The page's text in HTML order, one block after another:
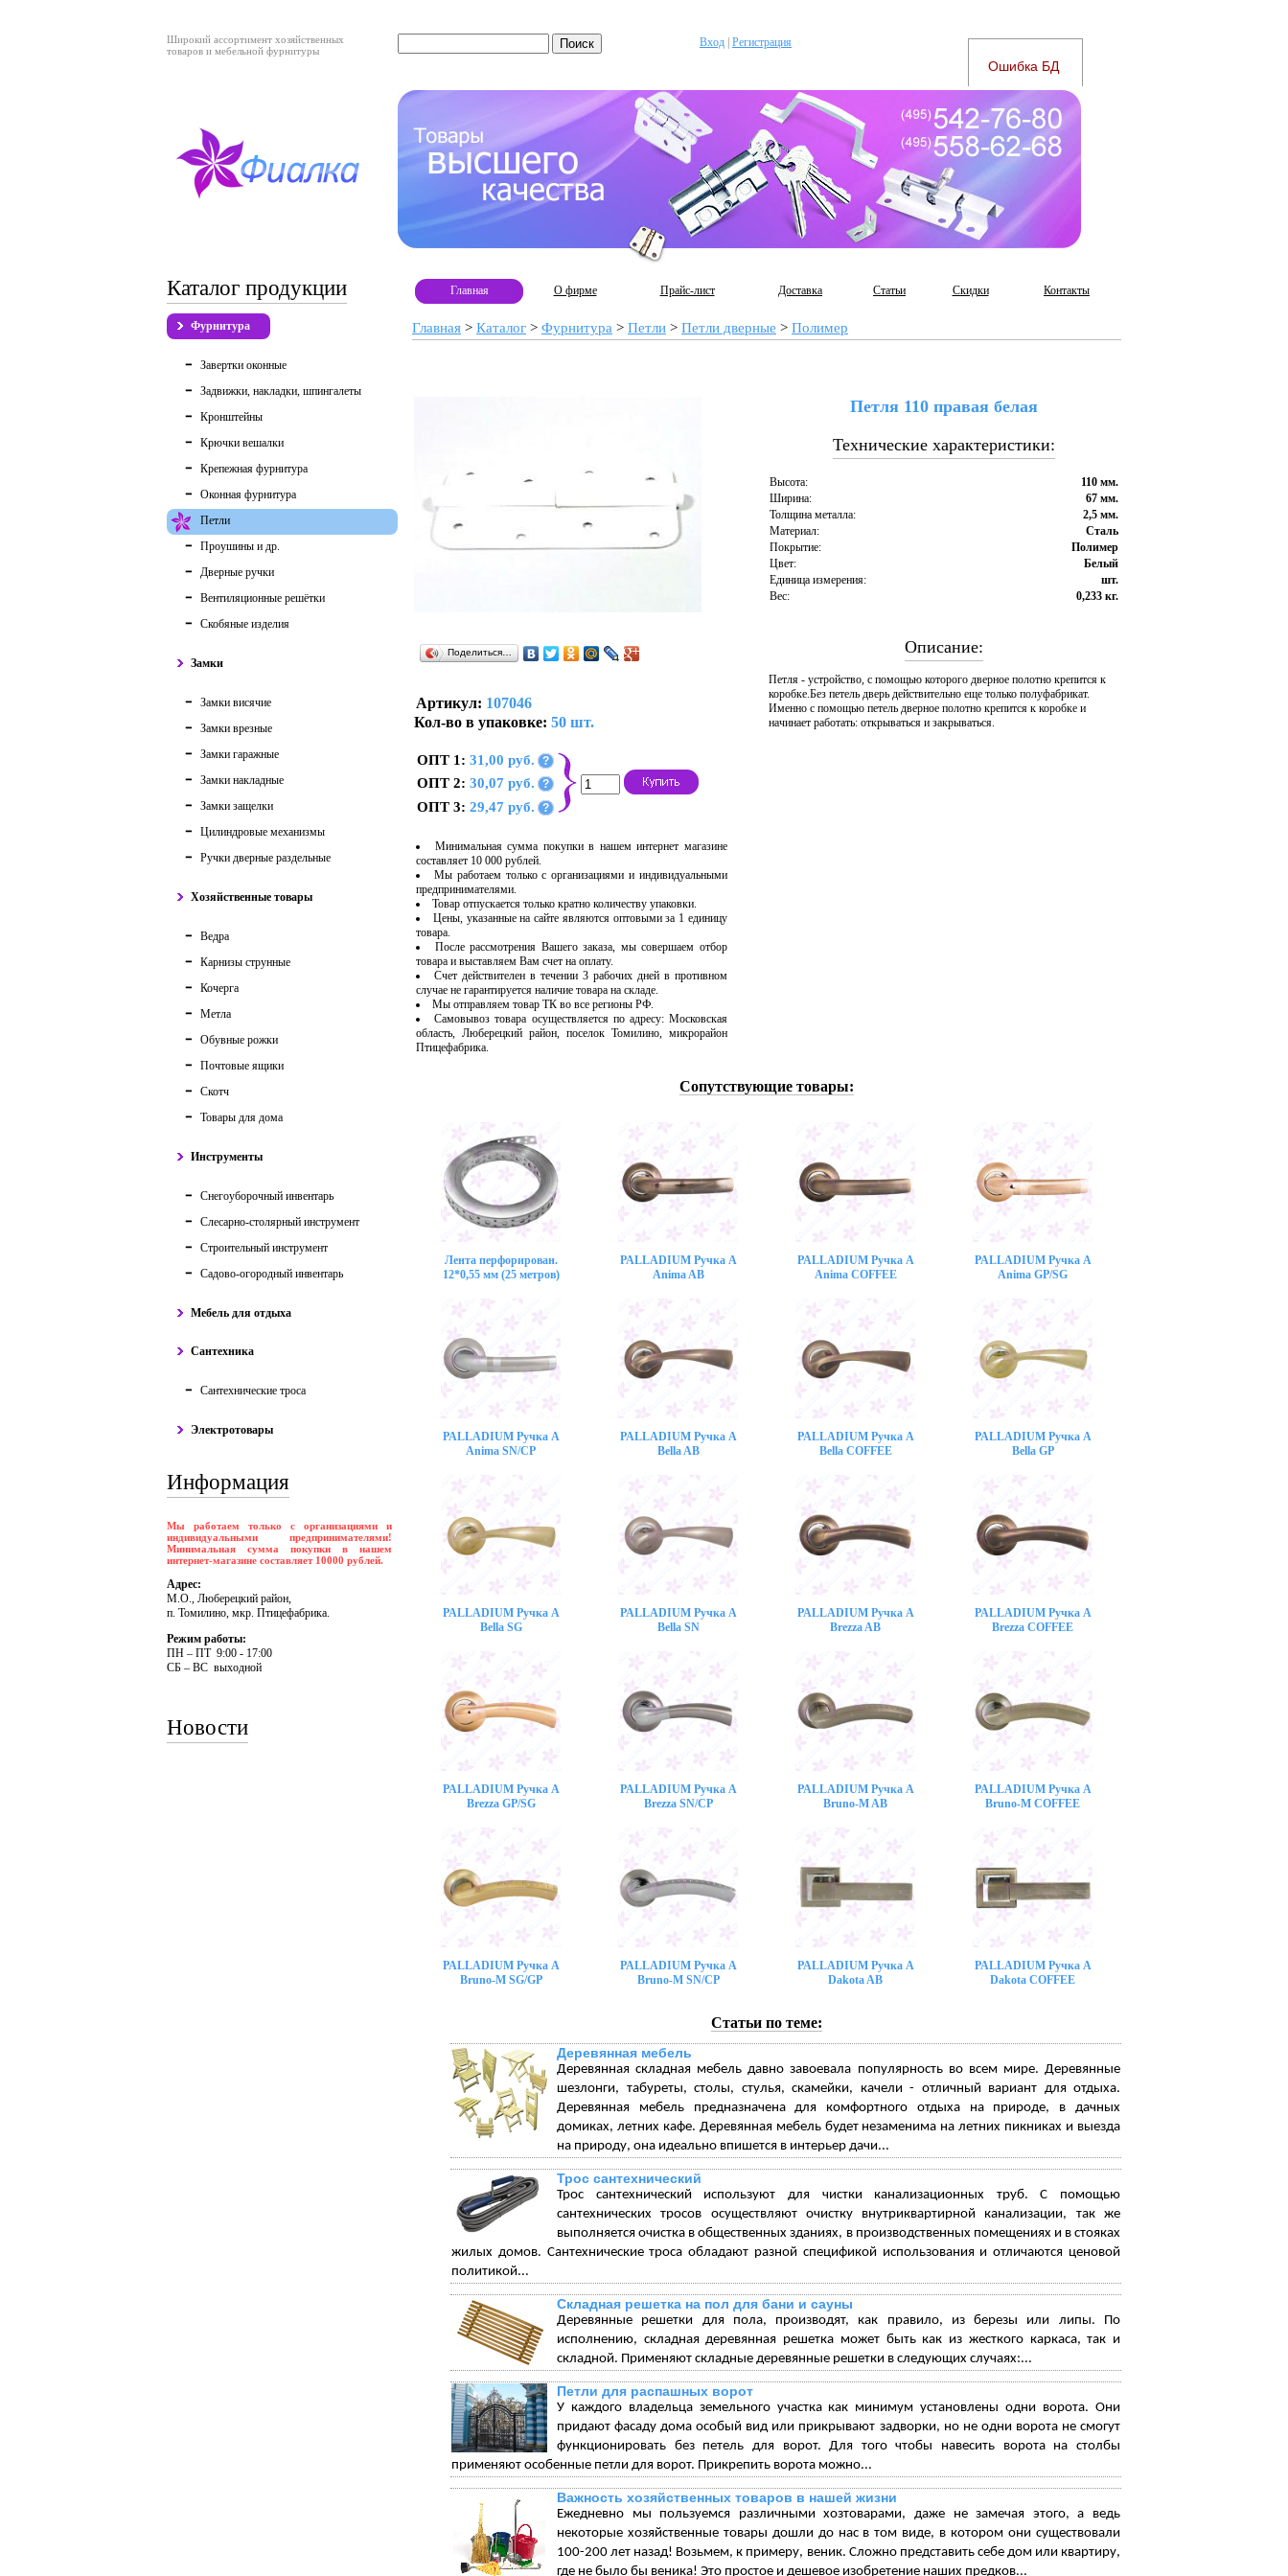
Широкий ассортимент хозяйственных
товаров и мебельной фурнитуры
Вход Регистрация
Каталог продукции
Фурнитура
Завертки оконные
Задвижки, накладки, шпингалеты
Кронштейны
Крючки вешалки
Крепежная фурнитура
Оконная фурнитура
Петли
Проушины и др.
Дверные ручки
Вентиляционные решётки
Скобяные изделия
Замки
Замки висячие
Замки врезные
Замки гаражные
Замки накладные
Замки защелки
Цилиндровые механизмы
Ручки дверные раздельные
Хозяйственные товары
Ведра
Карнизы струнные
Кочерга
Метла
Обувные рожки
Почтовые ящики
Скотч
Товары для дома
Инструменты
Снегоуборочный инвентарь
Слесарно-столярный инструмент
Строительный инструмент
Садово-огородный инвентарь
Мебель для отдыха
Сантехника
Сантехнические троса
Электротовары
Информация
Мы работаем только с организациями и
индивидуальными предпринимателями!
Минимальная сумма покупки в нашем
интернет-магазине составляет 10000 рублей.
Адрес:
М.О., Люберецкий район,
п. Томилино, мкр. Птицефабрика.
Режим работы:
ПH – ПT 9:00 - 17:00
CБ – BC выходной
Новости
Главная О фирме Прайс-лист Доставка Статьи Скидки Контакты
Главная > Каталог > Фурнитура > Петли > Петли дверные > Полимер
Поделиться…
Артикул: 107046
Кол-во в упаковке: 50 шт.
ОПТ 1: 31,00 руб. ?
ОПТ 2: 30,07 руб. ?
ОПТ 3: 29,47 руб. ?
Минимальная сумма покупки в нашем интернет магазине
составляет 10 000 рублей.
Мы работаем только с организациями и индивидуальными
предпринимателями.
Товар отпускается только кратно количеству упаковки.
Цены, указанные на сайте являются оптовыми за 1 единицу
товара.
После рассмотрения Вашего заказа, мы совершаем отбор
товара и выставляем Вам счет на оплату.
Счет действителен в течении 3 рабочих дней в противном
случае не гарантируется наличие товара на складе.
Мы отправляем товар ТК во все регионы РФ.
Самовывоз товара осуществляется по адресу: Московская
область, Люберецкий район, поселок Томилино, микрорайон
Птицефабрика.
Петля 110 правая белая
Технические характеристики:
Высота:
110 мм.
Ширина:
67 мм.
Толщина металла:
2,5 мм.
Материал:
Сталь
Покрытие:
Полимер
Цвет:
Белый
Единица измерения:
шт.
Вес:
0,233 кг.
Описание:
Петля - устройство, с помощью которого дверное полотно крепится к
коробке.Без петель дверь действительно еще только полуфабрикат.
Именно с помощью петель дверное полотно крепится к коробке и
начинает работать: открываться и закрываться.
Сопутствующие товары:
Лента перфорирован.
12*0,55 мм (25 метров)
PALLADIUM Ручка A
Anima AB
PALLADIUM Ручка A
Anima COFFEE
PALLADIUM Ручка A
Anima GP/SG
PALLADIUM Ручка A
Anima SN/CP
PALLADIUM Ручка A
Bella AB
PALLADIUM Ручка A
Bella COFFEE
PALLADIUM Ручка A
Bella GP
PALLADIUM Ручка A
Bella SG
PALLADIUM Ручка A
Bella SN
PALLADIUM Ручка A
Brezza AB
PALLADIUM Ручка A
Brezza COFFEE
PALLADIUM Ручка A
Brezza GP/SG
PALLADIUM Ручка A
Brezza SN/CP
PALLADIUM Ручка A
Bruno-M AB
PALLADIUM Ручка A
Bruno-M COFFEE
PALLADIUM Ручка A
Bruno-M SG/GP
PALLADIUM Ручка A
Bruno-M SN/CP
PALLADIUM Ручка A
Dakota AB
PALLADIUM Ручка A
Dakota COFFEE
Статьи по теме:
Деревянная мебель
Деревянная складная мебель давно завоевала популярность во всем мире. Деревянные
шезлонги, табуреты, столы, стулья, скамейки, качели - отличный вариант для отдыха.
Деревянная мебель предназначена для комфортного отдыха на природе, в дачных
домиках, летних кафе. Деревянная мебель будет незаменима на летних пикниках и выезда
на природу, она идеально впишется в интерьер дачи...
Трос сантехнический
Трос сантехнический используют для чистки канализационных труб. С помощью
сантехнических тросов осуществляют очистку внутриквартирной канализации, так же
выполняется очистка в общественных зданиях, в производственных помещениях и в стояках
жилых домов. Сантехнические троса обладают разной спецификой использования и отличаются ценовой
политикой...
Складная решетка на пол для бани и сауны
Деревянные решетки для пола, производят, как правило, из березы или липы. По
исполнению, складная деревянная решетка может быть как из жесткого каркаса, так и
складной. Применяют складные деревянные решетки в следующих случаях:...
Петли для распашных ворот
У каждого владельца земельного участка как минимум установлены одни ворота. Они
придают фасаду дома особый вид или прикрывают задворки, но не одни ворота не смогут
функционировать без петель для ворот. Для того чтобы навесить ворота на столбы
применяют особенные петли для ворот. Прикрепить ворота можно...
Важность хозяйственных товаров в нашей жизни
Ежедневно мы пользуемся различными хозтоварами, даже не замечая этого, а ведь
некоторые хозяйственные товары дошли до нас в том виде, в котором они существовали
100-200 лет назад! Возьмем, к примеру, веник. Сложно представить себе дом или квартиру,
где не было бы веника! Это простое и дешевое изобретение наших предков...